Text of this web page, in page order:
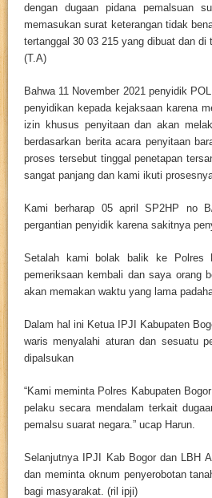
dengan dugaan pidana pemalsuan
memasukan surat keterangan tidak
tertanggal 30 03 215 yang dibuat dan
(T.A)
Bahwa 11 November 2021 penyidik
penyidikan kepada kejaksaan karena
izin khusus penyitaan dan akan
berdasarkan berita acara penyitaan
proses tersebut tinggal penetapan
sangat panjang dan kami ikuti
Kami berharap 05 april SP2HP no
pergantian penyidik karena sakitnya
Setalah kami bolak balik ke Polres
pemeriksaan kembali dan saya orang
akan memakan waktu yang lama
Dalam hal ini Ketua IPJI Kabupaten
waris menyalahi aturan dan sesuatu
dipalsukan
“Kami meminta Polres Kabupaten
pelaku secara mendalam terkait
pemalsu suarat negara.” ucap Harun.
Selanjutnya IPJI Kab Bogor dan LBH
dan meminta oknum penyerobotan
bagi masyarakat. (ril ipji)